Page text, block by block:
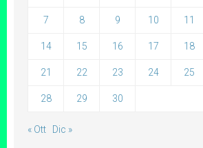
7 8 9 10 11
14 15 16 17 18
21 22 23 24 25
28 29 30
« Ott Dic »